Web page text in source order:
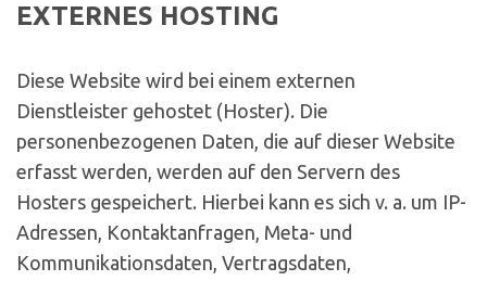
EXTERNES HOSTING
Diese Website wird bei einem externen
Dienstleister gehostet (Hoster). Die
personenbezogenen Daten, die auf dieser Website
erfasst werden, werden auf den Servern des
Hosters gespeichert. Hierbei kann es sich v. a. um IP-
Adressen, Kontaktanfragen, Meta- und
Kommunikationsdaten, Vertragsdaten,